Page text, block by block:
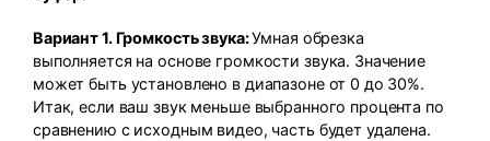
Вариант 1. Громкость звука:Умная обрезка
выполняется на основе громкости звука. Значение
может быть установлено в диапазоне от 0 до 30%.
Итак, если ваш звук меньше выбранного процента по
сравнению с исходным видео, часть будет удалена.